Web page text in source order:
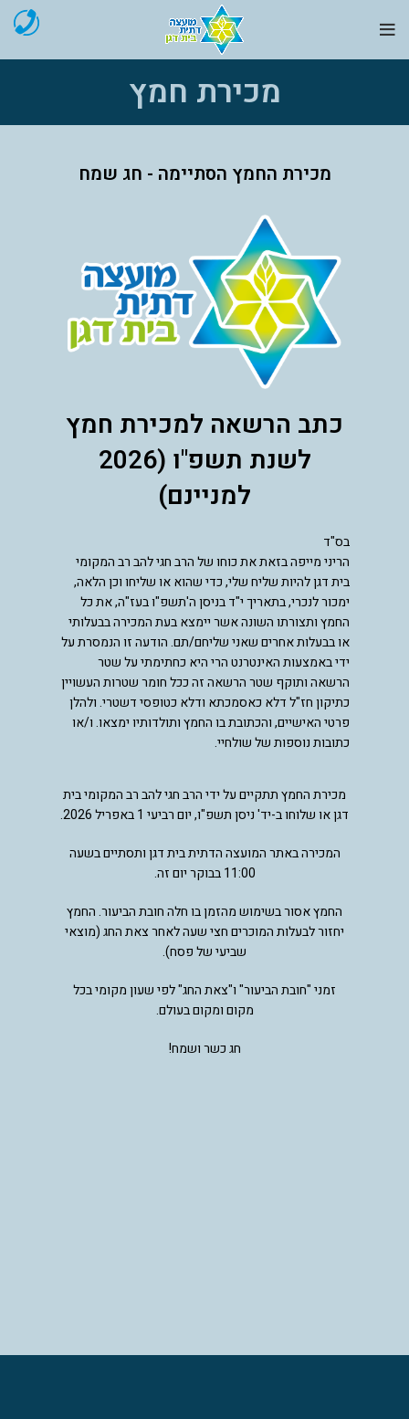
מכירת חמץ
מכירת החמץ הסתיימה - חג שמח
כתב הרשאה למכירת חמץ
לשנת תשפ"ו (2026
למניינם)
בס"ד
הריני מייפה בזאת את כוחו של הרב חגי להב רב המקומי
בית דגן להיות שליח שלי, כדי שהוא או שליחו וכן הלאה,
ימכור לנכרי, בתאריך י"ד בניסן ה'תשפ"ו בעז"ה, את כל
החמץ ותצורתו השונה אשר יימצא בעת המכירה בבעלותי
או בבעלות אחרים שאני שליחם/תם. הודעה זו הנמסרת על
ידי באמצעות האינטרנט הרי היא כחתימתי על שטר
הרשאה ותוקף שטר הרשאה זה ככל חומר שטרות העשויין
כתיקון חז"ל דלא כאסמכתא ודלא כטופסי דשטרי. ולהלן
פרטי האישיים, והכתובת בו החמץ ותולדותיו ימצאו. ו/או
כתובות נוספות של שולחיי.
מכירת החמץ תתקיים על ידי הרב חגי להב רב המקומי בית
דגן או שלוחו ב-יד' ניסן תשפ"ו, יום רביעי 1 באפריל 2026.
המכירה באתר המועצה הדתית בית דגן ותסתיים בשעה
11:00 בבוקר יום זה.
החמץ אסור בשימוש מהזמן בו חלה חובת הביעור. החמץ
יחזור לבעלות המוכרים חצי שעה לאחר צאת החג (מוצאי
שביעי של פסח).
זמני "חובת הביעור" ו"צאת החג" לפי שעון מקומי בכל
מקום ומקום בעולם.
חג כשר ושמח!